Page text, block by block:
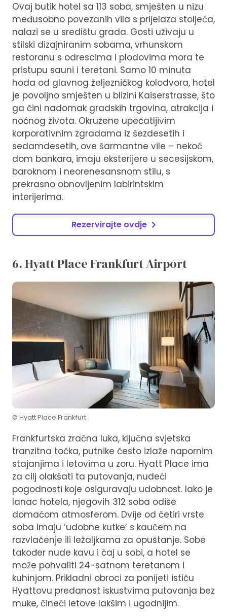
Ovaj butik hotel sa 113 soba, smješten u nizu
međusobno povezanih vila s prijelaza stoljeća,
nalazi se u središtu grada. Gosti uživaju u
stilski dizajniranim sobama, vrhunskom
restoranu s odrescima i plodovima mora te
pristupu sauni i teretani. Samo 10 minuta
hoda od glavnog željezničkog kolodvora, hotel
je povoljno smješten u blizini Kaiserstrasse, što
ga čini nadomak gradskih trgovina, atrakcija i
noćnog života. Okružene upečatljivim
korporativnim zgradama iz šezdesetih i
sedamdesetih, ove šarmantne vile – nekoć
dom bankara, imaju eksterijere u secesijskom,
baroknom i neorenesansnom stilu, s
prekrasno obnovljenim labirintskim
interijerima.
Rezervirajte ovdje
6. Hyatt Place Frankfurt Airport
© Hyatt Place Frankfurt
Frankfurtska zračna luka, ključna svjetska
tranzitna točka, putnike često izlaže napornim
stajanjima i letovima u zoru. Hyatt Place ima
za cilj olakšati ta putovanja, nudeći
pogodnosti koje osiguravaju udobnost. Iako je
lanac hotela, njegovih 312 soba odiše
domaćom atmosferom. Dvije od četiri vrste
soba imaju ‘udobne kutke’ s kaučem na
razvlačenje ili ležaljkama za opuštanje. Sobe
također nude kavu i čaj u sobi, a hotel se
može pohvaliti 24-satnom teretanom i
kuhinjom. Prikladni obroci za ponijeti ističu
Hyattovu predanost iskustvima putovanja bez
muke, čineći letove lakšim i ugodnijim.